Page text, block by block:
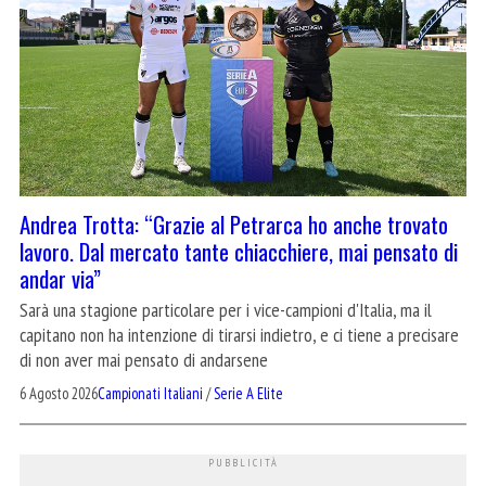
Andrea Trotta: “Grazie al Petrarca ho anche trovato
lavoro. Dal mercato tante chiacchiere, mai pensato di
andar via”
Sarà una stagione particolare per i vice-campioni d'Italia, ma il
capitano non ha intenzione di tirarsi indietro, e ci tiene a precisare
di non aver mai pensato di andarsene
6 Agosto 2026Campionati Italiani /Serie A Elite